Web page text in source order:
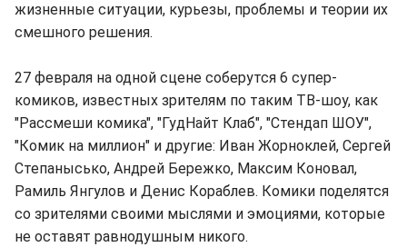
жизненные ситуации, курьезы, проблемы и теории их
смешного решения.
27 февраля на одной сцене соберутся 6 супер-
комиков, известных зрителям по таким ТВ-шоу, как
"Рассмеши комика", "ГудНайт Клаб", "Стендап ШОУ",
"Комик на миллион" и другие: Иван Жорноклей, Сергей
Степанысько, Андрей Бережко, Максим Коновал,
Рамиль Янгулов и Денис Кораблев. Комики поделятся
со зрителями своими мыслями и эмоциями, которые
не оставят равнодушным никого.